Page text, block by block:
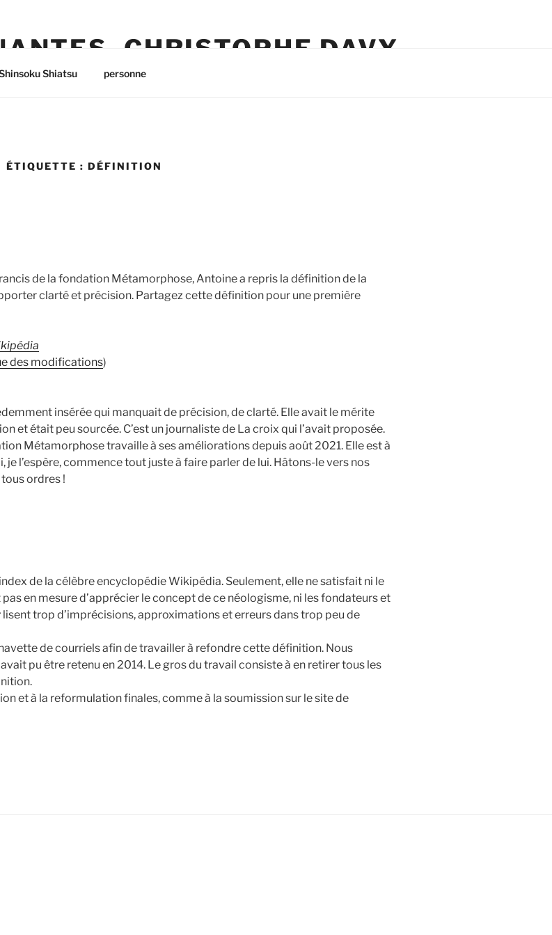
CHRISTOPHE DAVY
Shiatsu personne
ÉTIQUETTE : DÉFINITION
de la fondation Métamorphose, Antoine a repris la définition de la
clarté et précision. Partagez cette définition pour une première
des modifications)
insérée qui manquait de précision, de clarté. Elle avait le mérite
et était peu sourcée. C’est un journaliste de La croix qui l’avait proposée.
Métamorphose travaille à ses améliorations depuis août 2021. Elle est à
l’espère, commence tout juste à faire parler de lui. Hâtons-le vers nos
ordres !
de la célèbre encyclopédie Wikipédia. Seulement, elle ne satisfait ni le
en mesure d’apprécier le concept de ce néologisme, ni les fondateurs et
trop d’imprécisions, approximations et erreurs dans trop peu de
de courriels afin de travailler à refondre cette définition. Nous
pu être retenu en 2014. Le gros du travail consiste à en retirer tous les
et à la reformulation finales, comme à la soumission sur le site de